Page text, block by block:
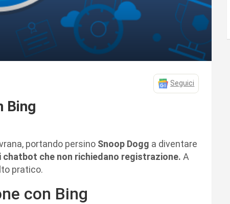
Seguici
Bing
portando persino Snoop Dogg a diventare
chatbot che non richiedano registrazione. A
pratico.
con Bing